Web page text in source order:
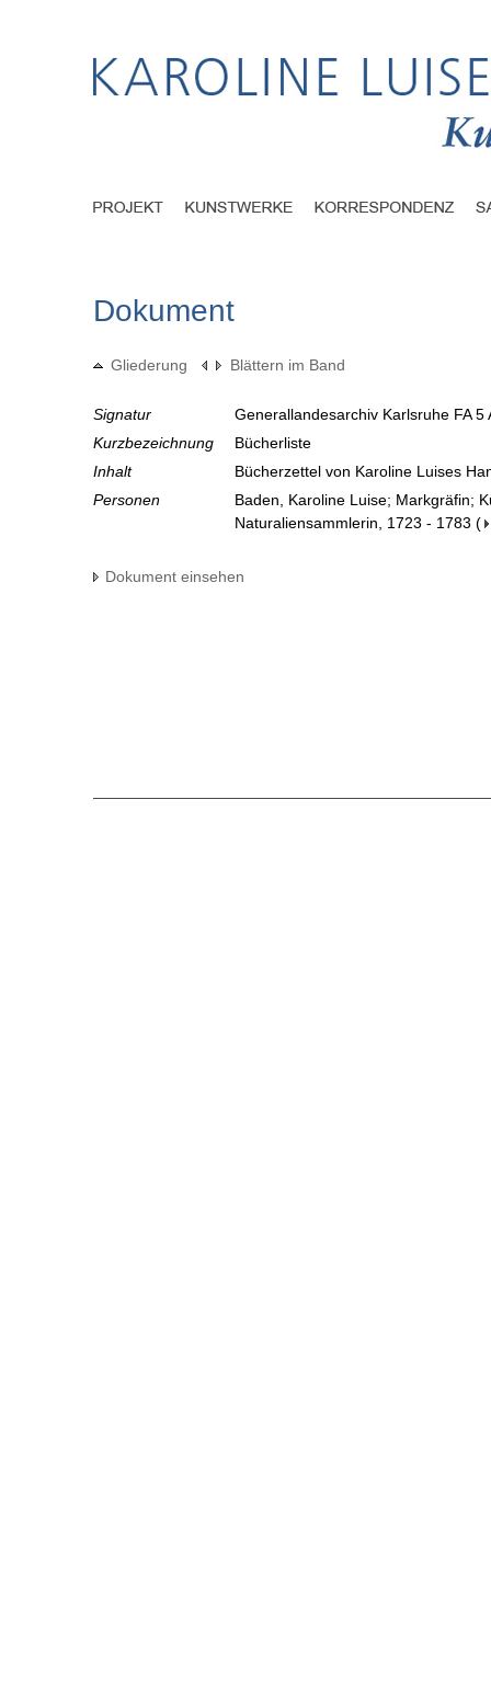
Dokument
Gliederung Blättern im Band
Signatur
Generallandesarchiv Karlsruhe FA
Kurzbezeichnung
Bücherliste
Inhalt
Bücherzettel von Karoline Luises
Personen
Baden, Karoline Luise; Markgräfin;
Naturaliensammlerin, 1723 - 1783 (
Dokument einsehen